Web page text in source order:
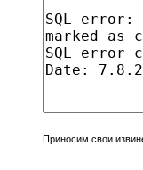
Приносим свои